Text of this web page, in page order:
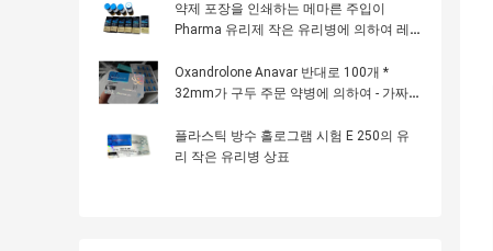
약제 포장을 인쇄하는 메마른 주입이
Pharma 유리제 작은 유리병에 의하여 레
Oxandrolone Anavar 반대로 100개 *
32mm가 구두 주문 약병에 의하여 - 가짜
플라스틱 방수 홀로그램 시험 E 250의 유
리 작은 유리병 상표